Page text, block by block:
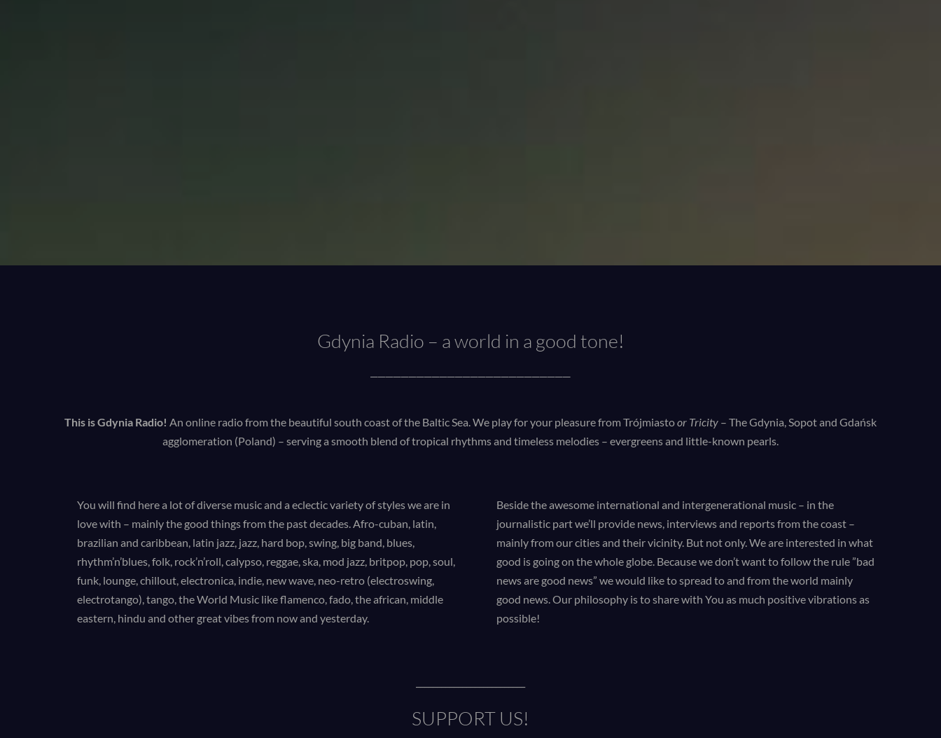
Gdynia Radio – a world in a good tone!
This isGdynia Radio! An online radio from the beautiful south coast of the Baltic Sea. We play for your pleasure from Trójmiastoor Tricity – The Gdynia, Sopot and Gdańsk
agglomeration (Poland) – serving a smooth blend of tropical rhythms and timeless melodies – evergreens and little-known pearls.
You will find here a lot of diverse music and a eclectic variety of styles we are in
love with – mainly the good things from the past decades. Afro-cuban, latin,
brazilian and caribbean, latin jazz, jazz, hard bop, swing, big band, blues,
rhythm’n’blues, folk, rock’n’roll, calypso, reggae, ska, mod jazz, britpop, pop, soul,
funk, lounge, chillout, electronica, indie, new wave, neo-retro (electroswing,
electrotango), tango, the World Music like flamenco, fado, the african, middle
eastern, hindu and other great vibes from now and yesterday.
Beside the awesome international and intergenerational music – in the
journalistic part we’ll provide news, interviews and reports from the coast –
mainly from our cities and their vicinity. But not only. We are interested in what
good is going on the whole globe. Because we don’t want to follow the rule ”bad
news are good news” we would like to spread to and from the world mainly
good news. Our philosophy is to share with You as much positive vibrations as
possible!
SUPPORT US!